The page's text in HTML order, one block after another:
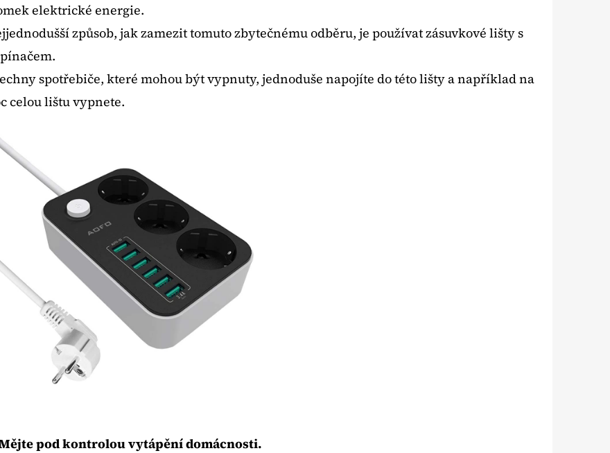
elektrické energie.
způsob, jak zamezit tomuto zbytečnému odběru, je používat zásuvkové lišty s
spotřebiče, které mohou být vypnuty, jednoduše napojíte do této lišty a například na
celou lištu vypnete.
pod kontrolou vytápění domácnosti.